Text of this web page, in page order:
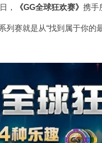
， 《GG全球狂欢赛》 携手
列赛就是从“找到属于你的